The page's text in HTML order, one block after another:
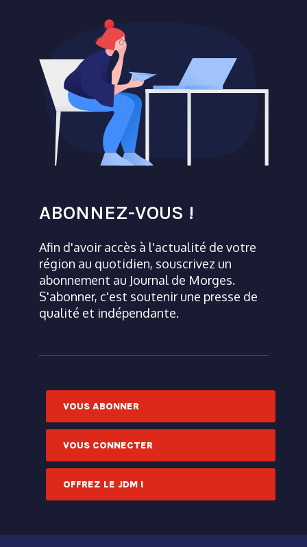
ABONNEZ-VOUS !
Afin d'avoir accès à l'actualité de votre
région au quotidien, souscrivez un
abonnement au Journal de Morges.
S'abonner, c'est soutenir une presse de
qualité et indépendante.
VOUS ABONNER
VOUS CONNECTER
OFFREZ LE JDM !